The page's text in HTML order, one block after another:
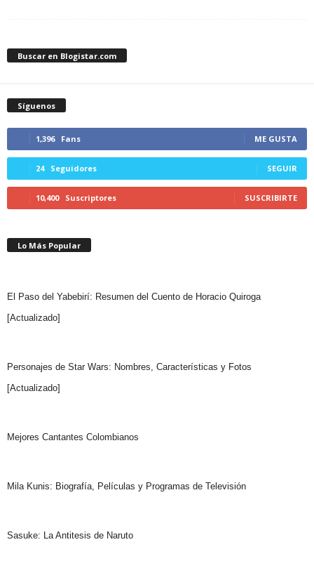
Buscar en Blogistar.com
Síguenos
1,396 Fans ME GUSTA
24 Seguidores SEGUIR
10,400 Suscriptores SUSCRIBIRTE
Lo Más Popular
El Paso del Yabebirí: Resumen del Cuento de Horacio Quiroga
[Actualizado]
Personajes de Star Wars: Nombres, Características y Fotos
[Actualizado]
Mejores Cantantes Colombianos
Mila Kunis: Biografía, Películas y Programas de Televisión
Sasuke: La Antitesis de Naruto